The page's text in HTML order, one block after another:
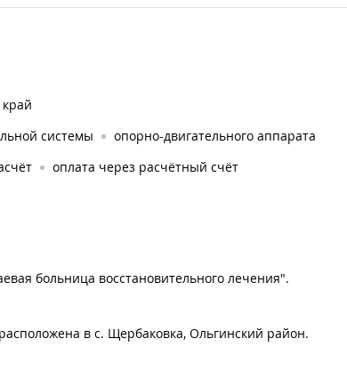
системы
опорно-двигательного аппарата
оплата через расчётный счёт
больница восстановительного лечения".
в с. Щербаковка, Ольгинский район.